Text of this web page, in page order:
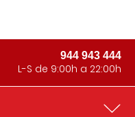
944 943 444
L-S de 9:00h a 22:00h